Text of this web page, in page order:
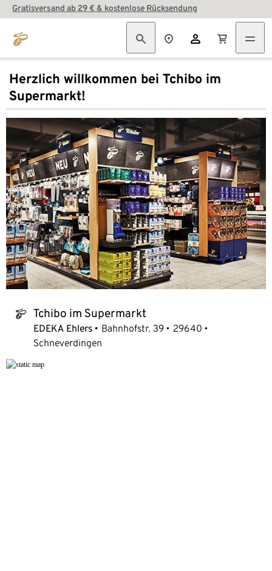
Gratisversand ab 29 € & kostenlose Rücksendung
Herzlich willkommen bei Tchibo im
Supermarkt!
tchibo_logo Tchibo im Supermarkt
EDEKA Ehlers Bahnhofstr. 39
29640
Schneverdingen